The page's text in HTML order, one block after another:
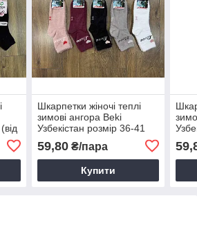
Шкарпетки жіночі теплі
зимові ангора Beki
Узбекістан розмір 36-41
59,80₴/пара
Купити